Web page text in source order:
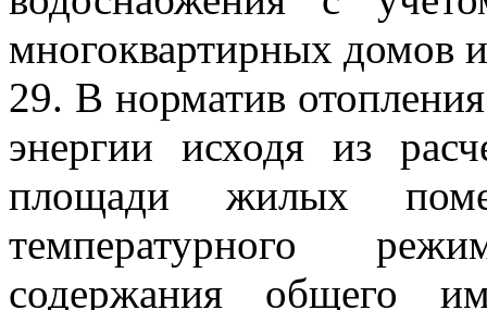
многоквартирных домов
29. В норматив
энергии исходя из
площади жилых
температурного
содержания общего